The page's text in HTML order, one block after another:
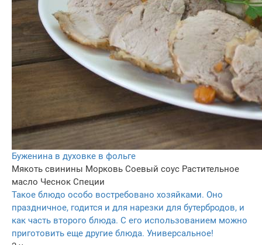
Буженина в духовке в фольге
Мякоть свинины Морковь Соевый соус Растительное
масло Чеснок Специи
Такое блюдо особо востребовано хозяйками. Оно
праздничное, годится и для нарезки для бутербродов, и
как часть второго блюда. С его использованием можно
приготовить еще другие блюда. Универсальное!